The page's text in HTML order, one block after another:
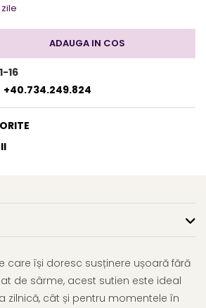
ADAUGA IN COS
16
+40.734.249.824
care își doresc susținere ușoară fără
de sârme, acest sutien este ideal
zilnică, cât și pentru momentele în